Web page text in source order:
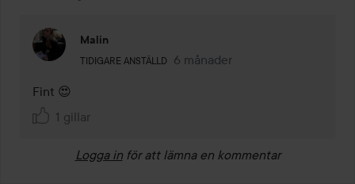
Malin
TIDIGARE ANSTÄLLD
Användarens roll: Tidigare anställd.
6 månader
Kommentaren lades 6 månader
Fint 😍
1 gillar
Logga in för att lämna en kommentar